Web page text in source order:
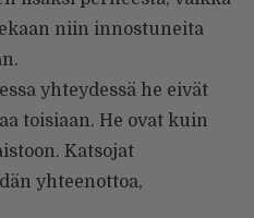
niin innostuneita
yhteydessä he eivät
toisiaan. He ovat kuin
Katsojat
yhteenottoa,